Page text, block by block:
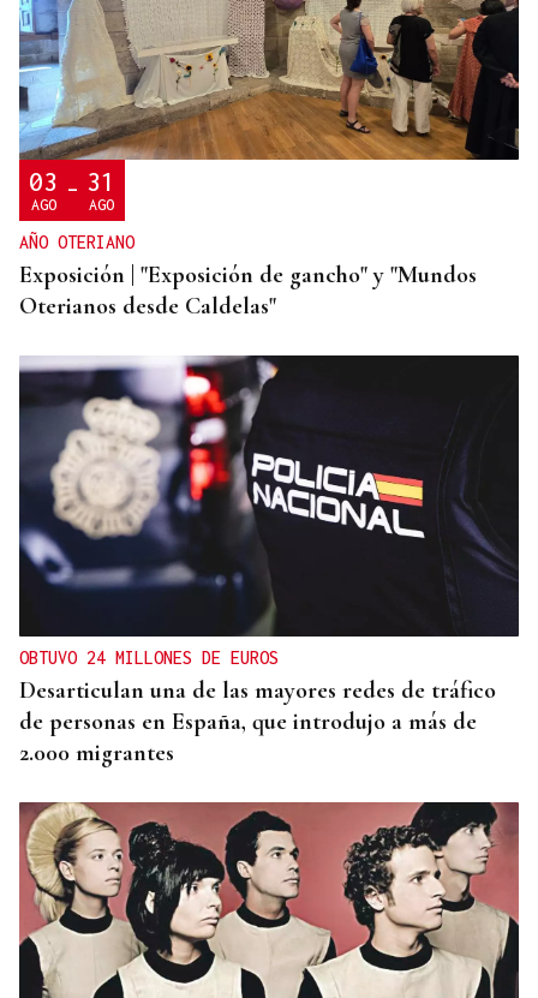
Un día haberá autobuses
03
AGO - 31
AGO
AÑO OTERIANO
Exposición | "Exposición de gancho" y "Mundos
Oterianos desde Caldelas"
OBTUVO 24 MILLONES DE EUROS
Desarticulan una de las mayores redes de tráfico
de personas en España, que introdujo a más de
2.000 migrantes